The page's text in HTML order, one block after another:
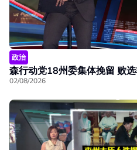
政治
森行动党18州委集体挽留 败
02/08/2026